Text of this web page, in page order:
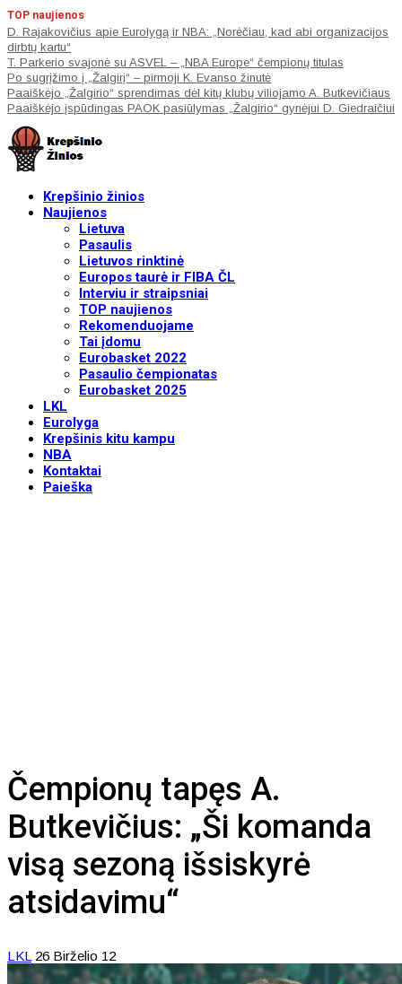
TOP naujienos
D. Rajakovičius apie Eurolygą ir NBA: „Norėčiau, kad abi organizacijos
dirbtų kartu“
T. Parkerio svajonė su ASVEL – „NBA Europe“ čempionų titulas
Po sugrįžimo į „Žalgirį“ – pirmoji K. Evanso žinutė
Paaiškėjo „Žalgirio“ sprendimas dėl kitų klubų viliojamo A. Butkevičiaus
Paaiškėjo įspūdingas PAOK pasiūlymas „Žalgirio“ gynėjui D. Giedraičiui
Krepšinio žinios
Naujienos
Lietuva
Pasaulis
Lietuvos rinktinė
Europos taurė ir FIBA ČL
Interviu ir straipsniai
TOP naujienos
Rekomenduojame
Tai įdomu
Eurobasket 2022
Pasaulio čempionatas
Eurobasket 2025
LKL
Eurolyga
Krepšinis kitu kampu
NBA
Kontaktai
Paieška
Čempionų tapęs A.
Butkevičius: „Ši komanda
visą sezoną išsiskyrė
atsidavimu“
LKL 26 Birželio 12